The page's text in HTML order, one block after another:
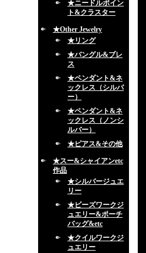
★ニードルポイン
ト&クラスター
★Other Jewelry
★リング
★バングル&ブレ
ス
★ペンダント&ネ
ックレス（シルバ
ー）
★ペンダント&ネ
ックレス（ノンシ
ルバー）
★ピアス&その他
★スー&シャイアンetc
作品
★シルバージュエ
リー
★ビーズワークジ
ュエリー&ポーチ
バッグ&etc
★クイルワークジ
ュエリー